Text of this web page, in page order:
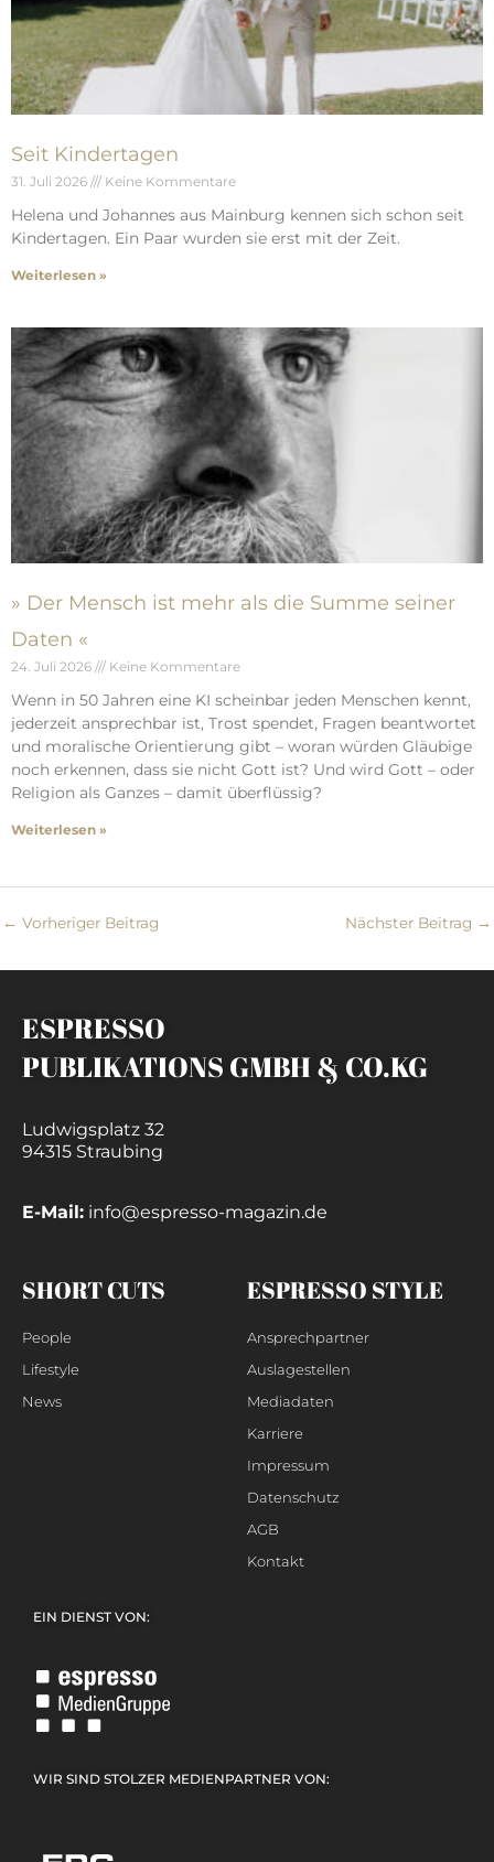
Seit Kindertagen
31. Juli 2026 Keine Kommentare
Helena und Johannes aus Mainburg kennen sich schon seit
Kindertagen. Ein Paar wurden sie erst mit der Zeit.
Weiterlesen »
» Der Mensch ist mehr als die Summe seiner
Daten «
24. Juli 2026 Keine Kommentare
Wenn in 50 Jahren eine KI scheinbar jeden Menschen kennt,
jederzeit ansprechbar ist, Trost spendet, Fragen beantwortet
und moralische Orientierung gibt – woran würden Gläubige
noch erkennen, dass sie nicht Gott ist? Und wird Gott – oder
Religion als Ganzes – damit überflüssig?
Weiterlesen »
← Vorheriger Beitrag Nächster Beitrag →
ESPRESSO
PUBLIKATIONS GMBH & CO.KG
Ludwigsplatz 32
94315 Straubing
E-Mail: info@espresso-magazin.de
SHORT CUTS
People
Lifestyle
News
ESPRESSO STYLE
Ansprechpartner
Auslagestellen
Mediadaten
Karriere
Impressum
Datenschutz
AGB
Kontakt
EIN DIENST VON:
WIR SIND STOLZER MEDIENPARTNER VON: